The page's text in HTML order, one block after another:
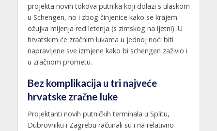
projekta novih tokova putnika koji dolazi s ulaskom
u Schengen, no i zbog činjenice kako se krajem
ožujka mijenja red letenja (s zimskog na ljetni). U
hrvatskim će zračnim lukama u jednoj noći biti
napravljene sve izmjene kako bi schengen zaživio i
u zračnom prometu.
Bez komplikacija u tri najveće
hrvatske zračne luke
Projektanti novih putničkih terminala u Splitu,
Dubrovniku i Zagrebu računali su i na relativno